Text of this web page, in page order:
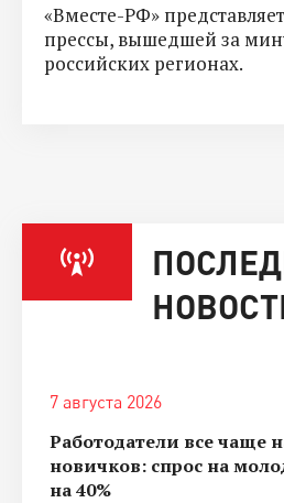
«Вместе-РФ»
прессы, вышедшей за
российских регионах.
7 августа 2026
Работодатели все чаще
новичков: спрос на
на 40%